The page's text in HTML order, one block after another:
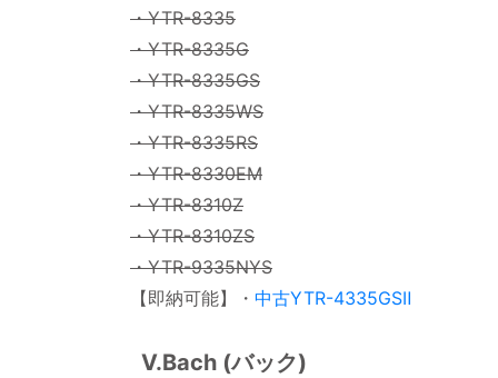
・YTR-8335
・YTR-8335G
・YTR-8335GS
・YTR-8335WS
・YTR-8335RS
・YTR-8330EM
・YTR-8310Z
・YTR-8310ZS
・YTR-9335NYS
【即納可能】・ 中古YTR-4335GSⅡ
V.Bach (バック)